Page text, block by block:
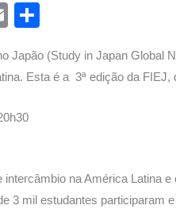
E
ail ar
Japão (Study in Japan
Esta é a 3ª edição da FIEJ,
na América Latina
3 mil estudantes participaram